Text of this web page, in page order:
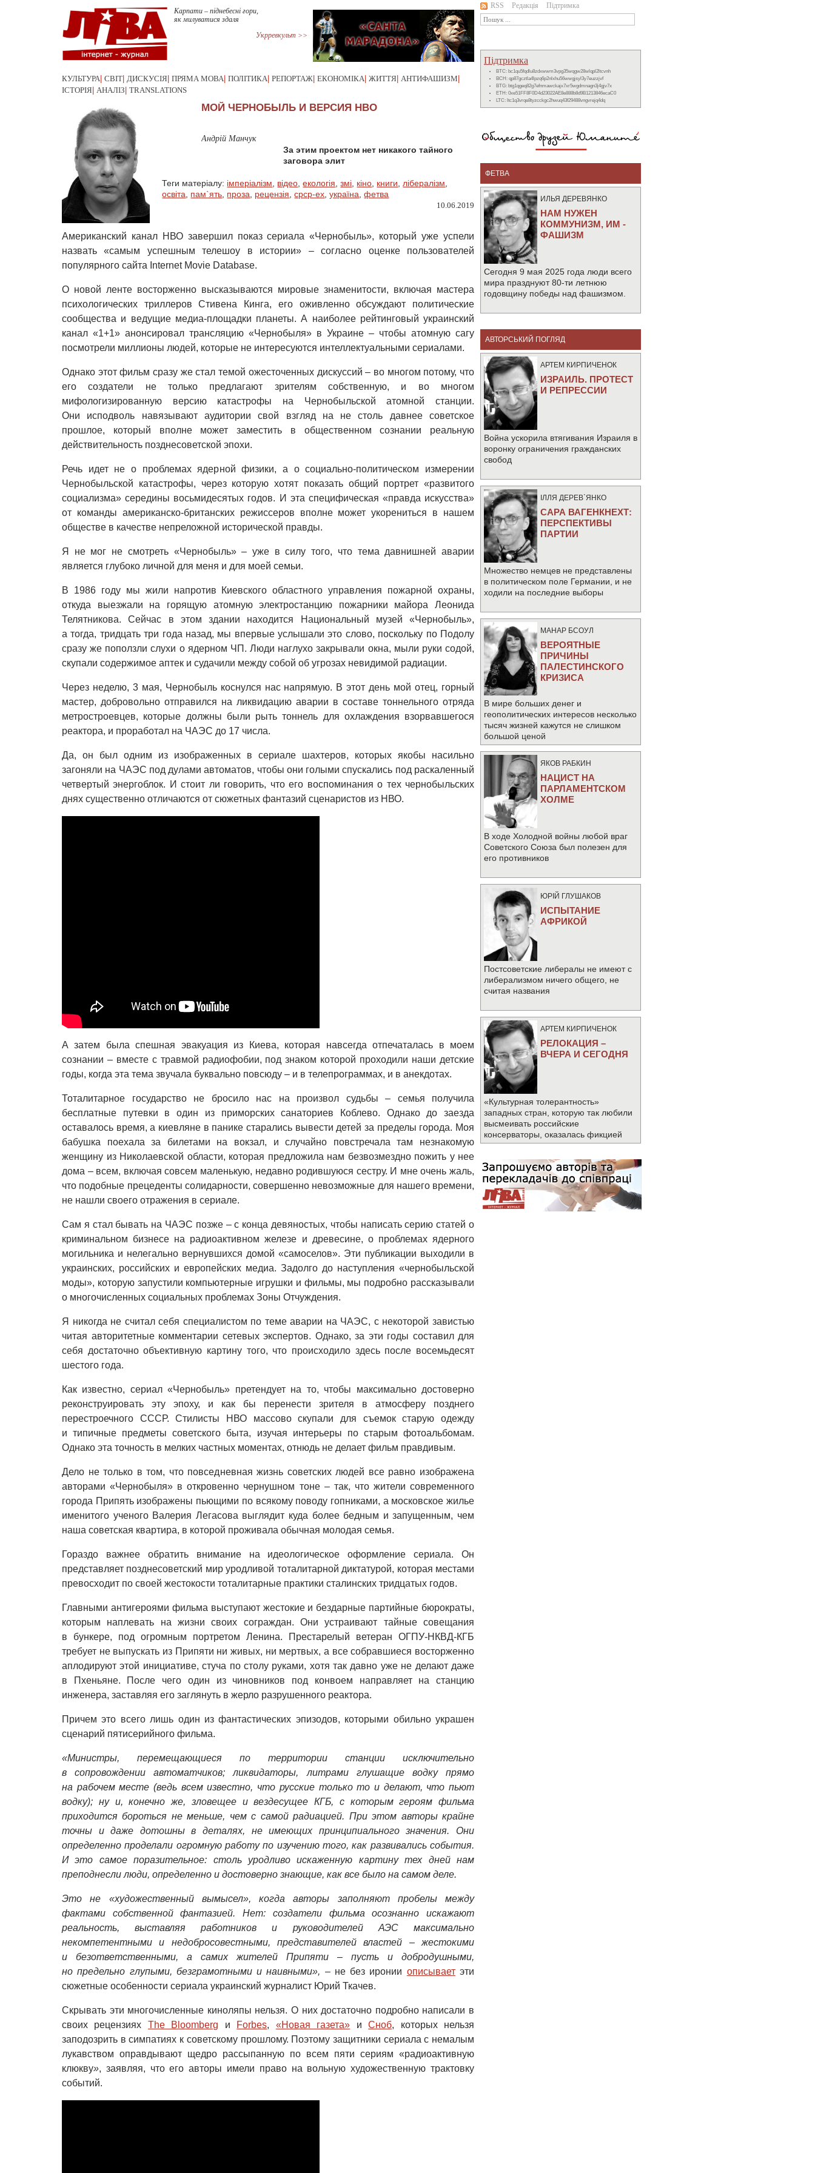
Карпати – піднебесні гори,
як милуватися здаля
Укрревкульт >>
КУЛЬТУРА СВІТ ДИСКУСІЯ ПРЯМА МОВА ПОЛІТИКА РЕПОРТАЖ ЕКОНОМІКА ЖИТТЯ АНТИФАШИЗМ
ІСТОРІЯ АНАЛІЗ TRANSLATIONS
МОЙ ЧЕРНОБЫЛЬ И ВЕРСИЯ НВО
Андрій Манчук
За этим проектом нет никакого тайного
заговора элит
Теги матеріалу: імперіалізм відео ,екологія ,змі кіно книги лібералізм
освіта
пам`ять проза рецензія ,срср-ex ,україна ,фетва
10.06.2019
Американский канал НВО завершил показ сериала «Чернобыль», который уже успели
назвать «самым успешным телешоу в истории» – согласно оценке пользователей
популярного сайта Internet Movie Database.
О новой ленте восторженно высказываются мировые знаменитости, включая мастера
психологических триллеров Стивена Кинга, его оживленно обсуждают политические
сообщества и ведущие медиа-площадки планеты. А наиболее рейтинговый украинский
канал «1+1» анонсировал трансляцию «Чернобыля» в Украине – чтобы атомную сагу
посмотрели миллионы людей, которые не интересуются интеллектуальными сериалами.
Однако этот фильм сразу же стал темой ожесточенных дискуссий – во многом потому, что
его создатели не только предлагают зрителям собственную, и во многом
мифологизированную версию катастрофы на Чернобыльской атомной станции.
Они исподволь навязывают аудитории свой взгляд на не столь давнее советское
прошлое, который вполне может заместить в общественном сознании реальную
действительность позднесоветской эпохи.
Речь идет не о проблемах ядерной физики, а о социально-политическом измерении
Чернобыльской катастрофы, через которую хотят показать общий портрет «развитого
социализма» середины восьмидесятых годов. И эта специфическая «правда искусства»
от команды американско-британских режиссеров вполне может укорениться в нашем
обществе в качестве непреложной исторической правды.
Я не мог не смотреть «Чернобыль» – уже в силу того, что тема давнишней аварии
является глубоко личной для меня и для моей семьи.
В 1986 году мы жили напротив Киевского областного управления пожарной охраны,
откуда выезжали на горящую атомную электростанцию пожарники майора Леонида
Телятникова. Сейчас в этом здании находится Национальный музей «Чернобыль»,
а тогда, тридцать три года назад, мы впервые услышали это слово, поскольку по Подолу
сразу же поползли слухи о ядерном ЧП. Люди наглухо закрывали окна, мыли руки содой,
скупали содержимое аптек и судачили между собой об угрозах невидимой радиации.
Через неделю, 3 мая, Чернобыль коснулся нас напрямую. В этот день мой отец, горный
мастер, добровольно отправился на ликвидацию аварии в составе тоннельного отряда
метростроевцев, которые должны были рыть тоннель для охлаждения взорвавшегося
реактора, и проработал на ЧАЭС до 17 числа.
Да, он был одним из изображенных в сериале шахтеров, которых якобы насильно
загоняли на ЧАЭС под дулами автоматов, чтобы они голыми спускались под раскаленный
четвертый энергоблок. И стоит ли говорить, что его воспоминания о тех чернобыльских
днях существенно отличаются от сюжетных фантазий сценаристов из НВО.
А затем была спешная эвакуация из Киева, которая навсегда отпечаталась в моем
сознании – вместе с травмой радиофобии, под знаком которой проходили наши детские
годы, когда эта тема звучала буквально повсюду – и в телепрограммах, и в анекдотах.
Тоталитарное государство не бросило нас на произвол судьбы – семья получила
бесплатные путевки в один из приморских санаториев Коблево. Однако до заезда
оставалось время, а киевляне в панике старались вывести детей за пределы города. Моя
бабушка поехала за билетами на вокзал, и случайно повстречала там незнакомую
женщину из Николаевской области, которая предложила нам безвозмездно пожить у нее
дома – всем, включая совсем маленькую, недавно родившуюся сестру. И мне очень жаль,
что подобные прецеденты солидарности, совершенно невозможные для нашего времени,
не нашли своего отражения в сериале.
Сам я стал бывать на ЧАЭС позже – с конца девяностых, чтобы написать серию статей о
криминальном бизнесе на радиоактивном железе и древесине, о проблемах ядерного
могильника и нелегально вернувшихся домой «самоселов». Эти публикации выходили в
украинских, российских и европейских медиа. Задолго до наступления «чернобыльской
моды», которую запустили компьютерные игрушки и фильмы, мы подробно рассказывали
о многочисленных социальных проблемах Зоны Отчуждения.
Я никогда не считал себя специалистом по теме аварии на ЧАЭС, с некоторой завистью
читая авторитетные комментарии сетевых экспертов. Однако, за эти годы составил для
себя достаточно объективную картину того, что происходило здесь после восемьдесят
шестого года.
Как известно, сериал «Чернобыль» претендует на то, чтобы максимально достоверно
реконструировать эту эпоху, и как бы перенести зрителя в атмосферу позднего
перестроечного СССР. Стилисты НВО массово скупали для съемок старую одежду
и типичные предметы советского быта, изучая интерьеры по старым фотоальбомам.
Однако эта точность в мелких частных моментах, отнюдь не делает фильм правдивым.
Дело не только в том, что повседневная жизнь советских людей все равно изображена
авторами «Чернобыля» в откровенно чернушном тоне – так, что жители современного
города Припять изображены пьющими по всякому поводу гопниками, а московское жилье
именитого ученого Валерия Легасова выглядит куда более бедным и запущенным, чем
наша советская квартира, в которой проживала обычная молодая семья.
Гораздо важнее обратить внимание на идеологическое оформление сериала. Он
представляет позднесоветский мир уродливой тоталитарной диктатурой, которая местами
превосходит по своей жестокости тоталитарные практики сталинских тридцатых годов.
Главными антигероями фильма выступают жестокие и бездарные партийные бюрократы,
которым наплевать на жизни своих сограждан. Они устраивают тайные совещания
в бункере, под огромным портретом Ленина. Престарелый ветеран ОГПУ-НКВД-КГБ
требует не выпускать из Припяти ни живых, ни мертвых, а все собравшиеся восторженно
аплодируют этой инициативе, стуча по столу руками, хотя так давно уже не делают даже
в Пхеньяне. После чего один из чиновников под конвоем направляет на станцию
инженера, заставляя его заглянуть в жерло разрушенного реактора.
Причем это всего лишь один из фантастических эпизодов, которыми обильно украшен
сценарий пятисерийного фильма.
«Министры, перемещающиеся по территории станции исключительно
в сопровождении автоматчиков; ликвидаторы, литрами глушащие водку прямо
на рабочем месте (ведь всем известно, что русские только то и делают, что пьют
водку); ну и, конечно же, зловещее и вездесущее КГБ, с которым героям фильма
приходится бороться не меньше, чем с самой радиацией. При этом авторы крайне
точны и даже дотошны в деталях, не имеющих принципиального значения. Они
определенно проделали огромную работу по изучению того, как развивались события.
И это самое поразительное: столь уродливо искаженную картину тех дней нам
преподнесли люди, определенно и достоверно знающие, как все было на самом деле.
Это не «художественный вымысел», когда авторы заполняют пробелы между
фактами собственной фантазией. Нет: создатели фильма осознанно искажают
реальность, выставляя работников и руководителей АЭС максимально
некомпетентными и недобросовестными, представителей властей – жестокими
и безответственными, а самих жителей Припяти – пусть и добродушными,
но предельно глупыми, безграмотными и наивными», – не без иронии описываетэти
сюжетные особенности сериала украинский журналист Юрий Ткачев.
Скрывать эти многочисленные киноляпы нельзя. О них достаточно подробно написали в
своих рецензиях The Bloomberg и Forbes, «Новая газета» иСноб, которых нельзя
заподозрить в симпатиях к советскому прошлому. Поэтому защитники сериала с немалым
лукавством оправдывают щедро рассыпанную по всем пяти сериям «радиоактивную
клюкву», заявляя, что его авторы имели право на вольную художественную трактовку
событий.
RSS Редакція Підтримка
Підтримка
BTC: bc1qu5fqdlu8zdxwwm3vpg35wqgw28wlqpl2ltcvnh
BCH: qp87gcztla4lpzq6p2nlxhu56wwgjsyl3y7euzzjvf
BTG: btg1qgeq82g7efnmawckajx7xr5wgdmnagn3j4gjv7x
ETH: 0xe51FF8F0D4d23022AE8e888b8d9B1213846ecaC0
LTC: ltc1q3vrqe8tyzcckgc2hwuq43f29488vngvrejq4dq
ФЕТВА
ИЛЬЯ ДЕРЕВЯНКО
НАМ НУЖЕН
КОММУНИЗМ, ИМ -
ФАШИЗМ
Сегодня 9 мая 2025 года люди всего
мира празднуют 80-ти летнюю
годовщину победы над фашизмом.
АВТОРСЬКИЙ ПОГЛЯД
АРТЕМ КИРПИЧЕНОК
ИЗРАИЛЬ. ПРОТЕСТ
И РЕПРЕССИИ
Война ускорила втягивания Израиля в
воронку ограничения гражданских
свобод
IЛЛЯ ДЕРЕВ`ЯНКО
САРА ВАГЕНКНЕХТ:
ПЕРСПЕКТИВЫ
ПАРТИИ
Множество немцев не представлены
в политическом поле Германии, и не
ходили на последние выборы
МАНАР БСОУЛ
ВЕРОЯТНЫЕ
ПРИЧИНЫ
ПАЛЕСТИНСКОГО
КРИЗИСА
В мире больших денег и
геополитических интересов несколько
тысяч жизней кажутся не слишком
большой ценой
ЯКОВ РАБКИН
НАЦИСТ НА
ПАРЛАМЕНТСКОМ
ХОЛМЕ
В ходе Холодной войны любой враг
Советского Союза был полезен для
его противников
ЮРIЙ ГЛУШАКОВ
ИСПЫТАНИЕ
АФРИКОЙ
Постсоветские либералы не имеют с
либерализмом ничего общего, не
считая названия
АРТЕМ КИРПИЧЕНОК
РЕЛОКАЦИЯ –
ВЧЕРА И СЕГОДНЯ
«Культурная толерантность»
западных стран, которую так любили
высмеивать российские
консерваторы, оказалась фикцией